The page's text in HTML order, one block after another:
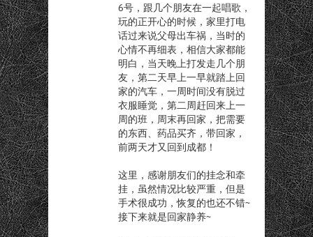
6号，跟几个朋友在一起唱歌，
玩的正开心的时候，家里打电
话过来说父母出车祸，当时的
心情不再细表，相信大家都能
明白，当天晚上打发走几个朋
友，第二天早上一早就踏上回
家的汽车，一周时间没有脱过
衣服睡觉，第二周赶回来上一
周的班，周末再回家，把需要
的东西、药品买齐，带回家，
前两天才又回到成都！
这里，感谢朋友们的挂念和牵
挂，虽然情况比较严重，但是
手术很成功，恢复的也还不错~
接下来就是回家静养~